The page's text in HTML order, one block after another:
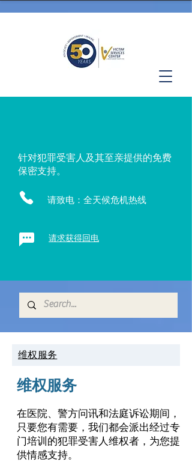
针对犯罪受害人及其至亲提供的免费
保密支持。
请致电：全天候危机热线
请求获得回电
维权服务
维权服务
在医院、警方问讯和法庭诉讼期间，
只要您有需要，我们都会派出经过专
门培训的犯罪受害人维权者，为您提
供情感支持。